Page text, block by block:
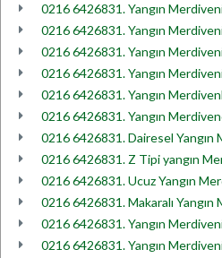
0216 6426831. Yangın
0216 6426831. Yangın
0216 6426831. Yangın
0216 6426831. Yangın
0216 6426831. Yangın
0216 6426831. Yangın
0216 6426831. Dairesel Yangın
0216 6426831. Z Tipi yangın
0216 6426831. Ucuz Yangın
0216 6426831. Makaralı Yangın
0216 6426831. Yangın
0216 6426831. Yangın